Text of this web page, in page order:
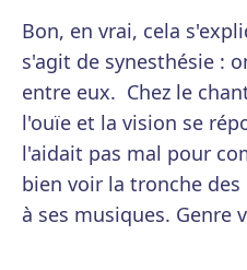
Bon, en vrai, cela
s'agit de synesthésie :
entre eux. Chez le
l'ouïe et la vision se
l'aidait pas mal pour
bien voir la tronche
à ses musiques. Genre